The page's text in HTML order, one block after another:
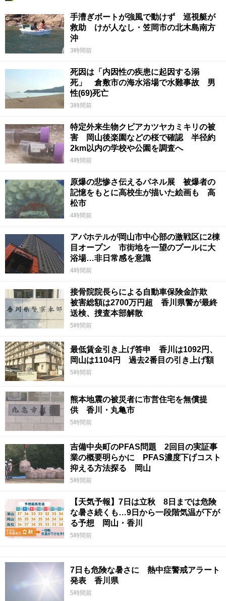
手漕ぎボートが強風で動けず 巡視艇が
救助 けが人なし・笠岡市の北木島南方
沖
3時間前
死因は「内因性の疾患に起因する溺
死」 倉敷市の海水浴場で水難事故 男
性(69)死亡
3時間前
特定外来生物クビアカツヤカミキリの被
害 岡山後楽園などの桜で確認 半径約
2km以内の学校や公園を調査へ
4時間前
原爆の悲惨さ伝えるパネル展 被爆者の
記憶をもとに高校生が描いた絵画も 高
松市
4時間前
アパホテルが岡山市中心部の激戦区に2棟
目オープン 市街地を一望のプールに大
浴場…非日常感を意識
4時間前
接骨院院長らによる自動車保険金詐欺
被害総額は2700万円超 香川県警が最終
送検、捜査本部解散
5時間前
最低賃金引き上げ答申 香川は1092円、
岡山は1104円 過去2番目の引き上げ額
5時間前
熊本地震の被災者に市営住宅を無償提
供 香川・丸亀市
5時間前
吉備中央町のPFAS問題 2回目の実証事
業の概要明らかに PFAS濃度下げコスト
抑える方法探る 岡山
5時間前
【天気予報】7日は立秋 8日までは危険
な暑さ続くも…9日から一段階気温が下が
る予想 岡山・香川
5時間前
7日も危険な暑さに 熱中症警戒アラート
発表 香川県
5時間前